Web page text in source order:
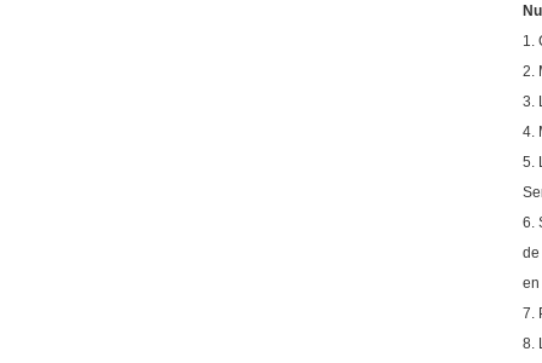
1.
2.
3.
4.
5.
6.
de
en
7.
8.